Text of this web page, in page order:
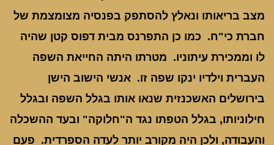
מצב בריאותו ונאלץ להסתפק בפנסיה מצומצמת של
חברת כי"ח. כמו כן התפרנס מבית דפוס קטן שהיה
לו וממכירת עיתוניו. מטרתו היתה החייאת השפה
העברית וילדיו ינקו שפה זו. אנשי הישוב הישן
בירושלים האשכנזית שנאו אותו בגלל השפה ובגלל
חילוניותו, בגלל הטפתו נגד ה"חלוקה" ובעד ההשכלה
והעבודה, ולכן היה מקורב יותר לעדה הספרדית. פעם